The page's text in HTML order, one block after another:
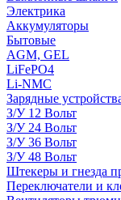
Электрика
Аккумуляторы
Бытовые
AGM, GEL
LiFePO4
Li-NMC
Зарядные
З/У 12 Вольт
З/У 24 Вольт
З/У 36 Вольт
З/У 48 Вольт
Штекеры и гнезда
Переключатели и